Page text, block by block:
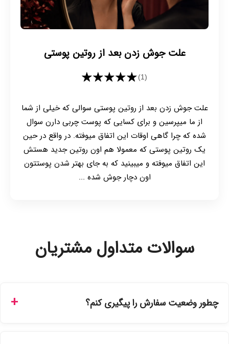
علت جوش زدن بعد از روتین پوستی
★★★★★(1)
علت جوش زدن بعد از روتین پوستی سوالی که خیلی از شما
از ما میپرسین و برای کسایی که پوست چربی دارن سوال
شده که چرا گاهی اوقات این اتفاق میوفته. در واقع در حین
یک روتین پوستی که معمولا هم اون روتین جدید هستش
این اتفاق میوفته و میبینید که به جای بهتر شدن پوستتون
اون دچار جوش شده ...
سوالات متداول مشتریان
چطور وضعیت سفارش را پیگیری کنم؟